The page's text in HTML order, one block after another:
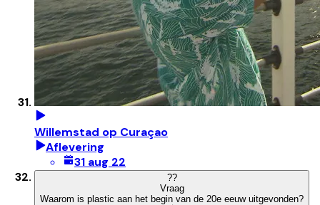
Willemstad op Curaçao
Aflevering
31 aug 22
??
Vraag
Waarom is plastic aan het begin van de 20e eeuw uitgevonden?